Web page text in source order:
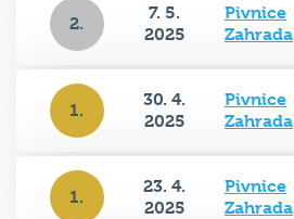
2.
7. 5.
2025
Pivnice
Zahrada
1.
30. 4.
2025
Pivnice
Zahrada
1.
23. 4.
2025
Pivnice
Zahrada